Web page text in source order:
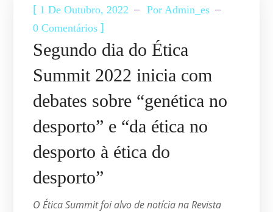
[ 1 De Outubro, 2022 PorAdmin_es
0 Comentários ]
Segundo dia do Ética
Summit 2022 inicia com
debates sobre “genética no
desporto” e “da ética no
desporto à ética do
desporto”
O Ética Summit foi alvo de notícia na Revista